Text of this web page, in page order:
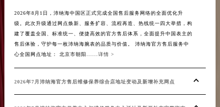
2026年8月1日，沛纳海中国区正式完成全国售后服务网络的全面优化升
级。此次升级通过网点焕新、服务扩容、流程再造、热线统一四大举措，构
建了覆盖全国、标准统一、便捷高效的官方售后体系，全面提升中国表主的
售后体验，守护每一枚沛纳海腕表的品质与价值。 沛纳海官方售后服务中
心全国网点地址： 北京市朝阳......详情 >
2026年7月沛纳海官方售后维修保养综合店地址变动及新增补充网点